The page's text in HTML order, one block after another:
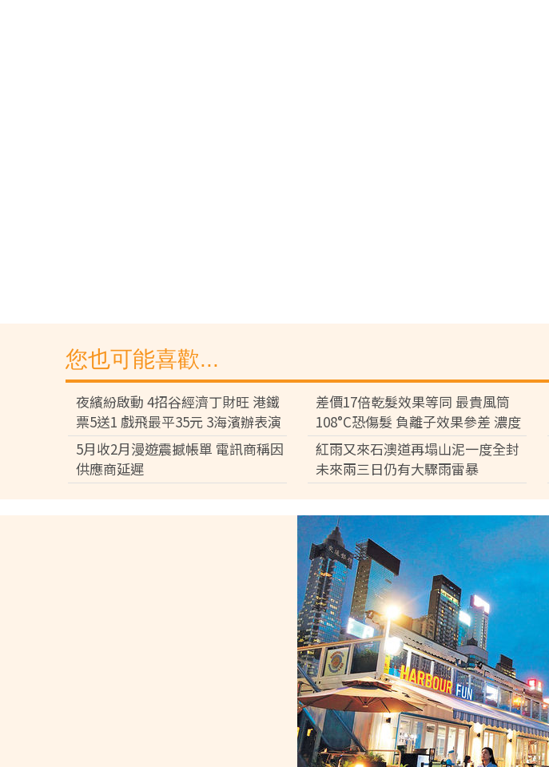
您也可能喜歡...
夜繽紛啟動 4招谷經濟丁財旺 港鐵
票5送1 戲飛最平35元 3海濱辦表演
差價17倍乾髮效果等同 最貴風筒
108°C恐傷髮 負離子效果參差 濃度
差逾百倍
5月收2月漫遊震撼帳單 電訊商稱因
供應商延遲
紅雨又來石澳道再塌山泥一度全封
未來兩三日仍有大驟雨雷暴